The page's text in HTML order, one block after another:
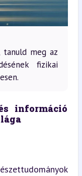
meg az
fizikai
információ